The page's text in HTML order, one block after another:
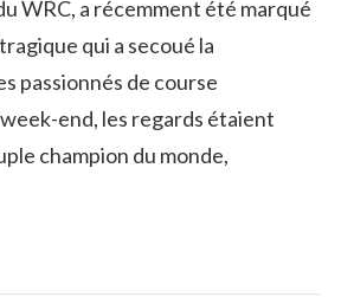
WRC, a récemment été marqué
qui a secoué la
passionnés de course
end, les regards étaient
champion du monde,